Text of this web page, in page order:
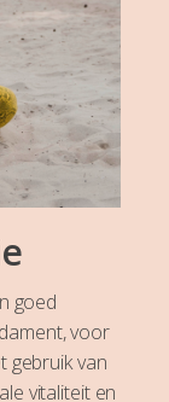
goed
voor
gebruik van
vitaliteit en